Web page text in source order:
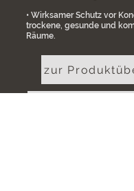
• Wirksamer Schutz vor
trockene, gesunde und
Räume.
zur